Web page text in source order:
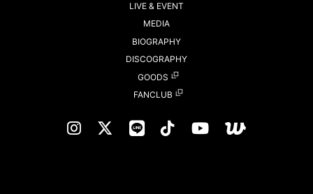
LIVE & EVENT
MEDIA
BIOGRAPHY
DISCOGRAPHY
GOODS
FANCLUB